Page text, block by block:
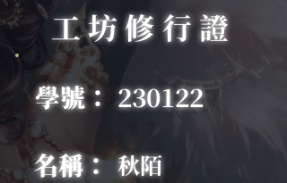
學號： 230122
名稱： 秋陌
工坊修行證